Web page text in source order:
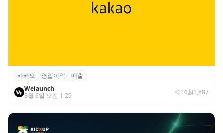
카카오, 2026년 2분기 매출 2조985억·영업
이익 2770억…역대 분기 최대
카카오 영업이익
매출
Welaunch
8월 6일 오전 1:29
14 1,887